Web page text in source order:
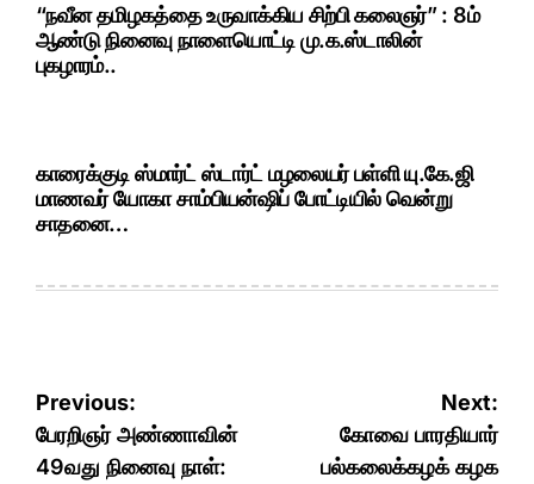
“நவீன தமிழகத்தை உருவாக்கிய சிற்பி கலைஞர்” : 8ம்
ஆண்டு நினைவு நாளையொட்டி மு.க.ஸ்டாலின்
புகழாரம்..
காரைக்குடி ஸ்மார்ட் ஸ்டார்ட் மழலையர் பள்ளி யு.கே.ஜி
மாணவர் யோகா சாம்பியன்ஷிப் போட்டியில் வென்று
சாதனை…
Post
navigation
Previous:
பேரறிஞர் அண்ணாவின்
49வது நினைவு நாள்:
Next:
கோவை பாரதியார்
பல்கலைக்கழக் கழக